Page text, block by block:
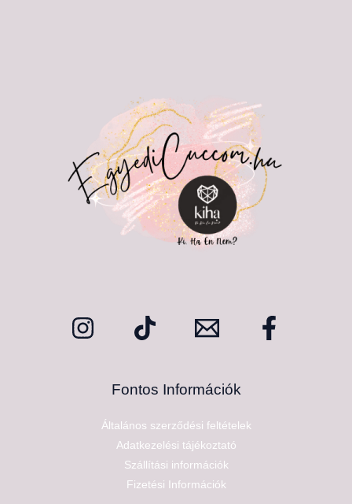
Fontos Információk
Általános szerződési feltételek
Adatkezelési tájékoztató
Szállítási információk
Fizetési Információk